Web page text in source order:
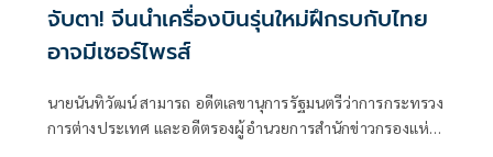
จับตา! จีนนำเครื่องบินรุ่นใหม่ฝึกรบกับไทย
อาจมีเซอร์ไพรส์
นายนันทิวัฒน์ สามารถ อดีตเลขานุการรัฐมนตรีว่าการกระทรวง
การต่างประเทศ และอดีตรองผู้อำนวยการสำนักข่าวกรองแห่ง